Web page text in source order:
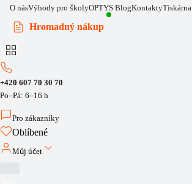
O násVýhody pro školyOPTYS BlogKontakty
Hromadný nákup
+420 607 70 30 70
Po–Pá: 6–16 h
Pro zákazníky
Oblíbené
Můj účet